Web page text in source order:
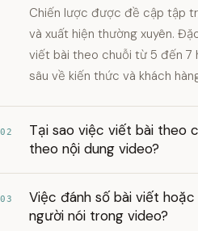
Chiến lược được đề cập tập
và xuất hiện thường xuyên.
viết bài theo chuỗi từ 5 đến 7
sâu về kiến thức và khách
02
Tại sao việc viết bài theo
theo nội dung video?
03
Việc đánh số bài viết
người nói trong video?